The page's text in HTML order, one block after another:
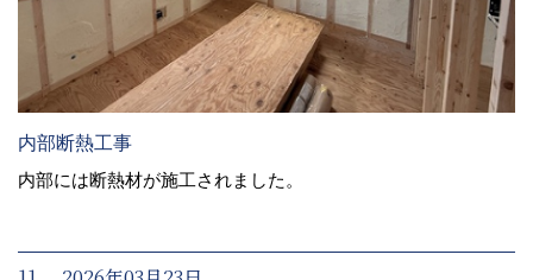
内部断熱工事
内部には断熱材が施工されました。